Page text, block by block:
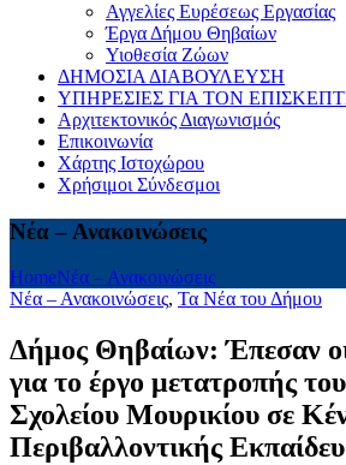
Αγγελίες Ευρέσεως Εργασίας
Έργα Δήμου Θηβαίων
Υιοθεσία Ζώων
ΔΗΜΟΣΙΑ ΔΙΑΒΟΥΛΕΥΣΗ
ΥΠΗΡΕΣΙΕΣ ΓΙΑ ΤΟΝ
Αρχιτεκτονικός Διαγωνισμός
Επικοινωνία
Χάρτης Ιστοχώρου
Χρήσιμοι Σύνδεσμοι
Νέα – Ανακοινώσεις
HomeΝέα – Ανακοινώσεις
Νέα – Ανακοινώσεις, Τα Νέα του Δήμου
Δήμος Θηβαίων: Έπεσαν
για το έργο μετατροπής
Σχολείου Μουρικίου σε
Περιβαλλοντικής